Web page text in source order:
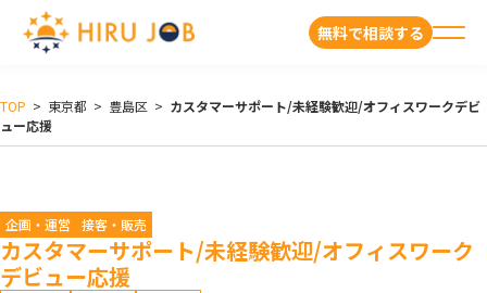
無料で相談する
TOP > 東京都 > 豊島区 > カスタマーサポート/未経験歓迎/オフィスワークデビ
ュー応援
企画・運営 接客・販売
カスタマーサポート/未経験歓迎/オフィスワーク
デビュー応援